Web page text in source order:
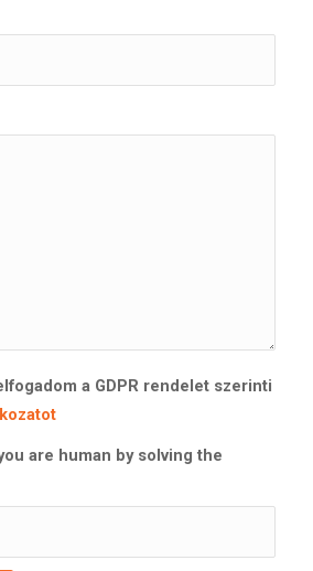
a GDPR rendelet szerinti
are human by solving the